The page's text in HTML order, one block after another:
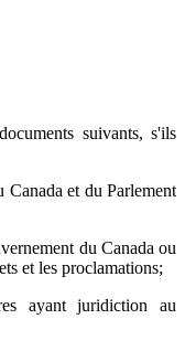
suivants, s'ils
Canada et du Parlement
du Canada ou
et les proclamations;
ayant juridiction au